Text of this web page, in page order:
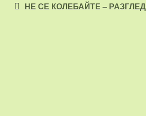
НЕ СЕ КОЛЕБАЙТЕ –